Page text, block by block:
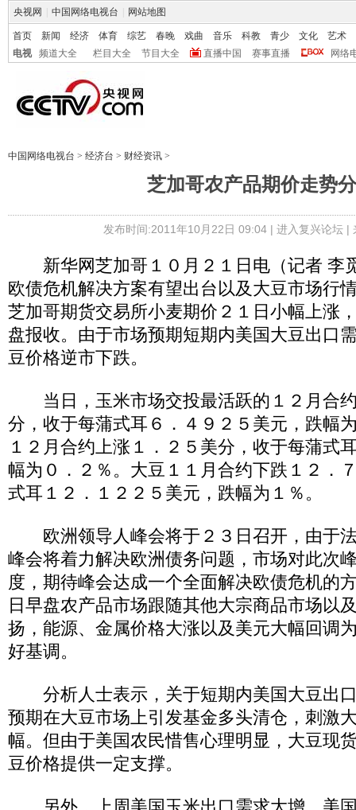
央视网 中国网络电视台 网站地图
首页 新闻 经济 体育 综艺 春晚 戏曲 音乐 科教 青少 文化
艺术
电视
频道大全 栏目大全 节目大全 直播中国 赛事直播 网络
中国网络电视台 > 经济台 > 财经资讯 >
芝加哥农产品期价走势
发布时间:2011年10月22日 09:04 | 进入复兴论坛|
新华网芝加哥１０月２１日电（记者 李
欧债危机解决方案有望出台以及大豆市场行
芝加哥期货交易所小麦期价２１日小幅上涨
盘报收。由于市场预期短期内美国大豆出口
豆价格逆市下跌。
当日，玉米市场交投最活跃的１２月合
分，收于每蒲式耳６．４９２５美元，跌幅
１２月合约上涨１．２５美分，收于每蒲式
幅为０．２％。大豆１１月合约下跌１２．
式耳１２．１２２５美元，跌幅为１％。
欧洲领导人峰会将于２３日召开，由于
峰会将着力解决欧洲债务问题，市场对此次
度，期待峰会达成一个全面解决欧债危机的
日早盘农产品市场跟随其他大宗商品市场以
扬，能源、金属价格大涨以及美元大幅回调
好基调。
分析人士表示，关于短期内美国大豆出
预期在大豆市场上引发基金多头清仓，刺激
幅。但由于美国农民惜售心理明显，大豆现
豆价格提供一定支撑。